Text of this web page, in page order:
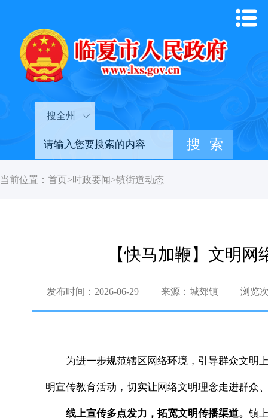
搜全州
当前位置： 首页>时政要闻 >镇街道动态
【快马加鞭】文明
发布时间：2026-06-29 来源：城郊镇 浏览
为进一步规范辖区网络环境，引导群众文明
明宣传教育活动，切实让网络文明理念走进群众
线上宣传多点发力，拓宽文明传播渠道。 镇